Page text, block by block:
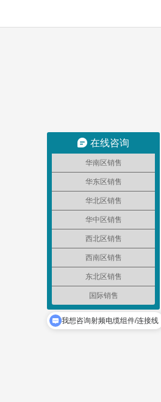
在线咨询
华南区销售
华东区销售
华北区销售
华中区销售
西北区销售
西南区销售
东北区销售
国际销售
我想咨询射频电缆组件/连接线
我想咨询射频连接器